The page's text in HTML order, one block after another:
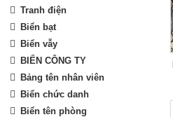
Tranh điện
Biển bạt
Biển vẫy
BIỂN CÔNG TY
Bảng tên nhân viên
Biển chức danh
Biển tên phòng